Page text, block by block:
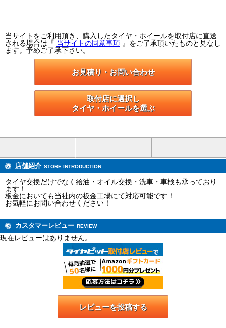
当サイトをご利用頂き、購入したタイヤ・ホイールを取付店に直送
される場合は『 当サイトの同意事項 』をご了承頂いたものと見なし
ます。予めご了承下さい。
お見積り・お問い合わせ
取付店に選択し
タイヤ・ホイールを選ぶ
店舗紹介 STORE INTRODUCTION
タイヤ交換だけでなく給油・オイル交換・洗車・車検も承っており
ます！
板金においても当社内の板金工場にて対応可能です！
お気軽にお問い合わせください！
カスタマーレビュー REVIEW
現在レビューはありません。
レビューを投稿する